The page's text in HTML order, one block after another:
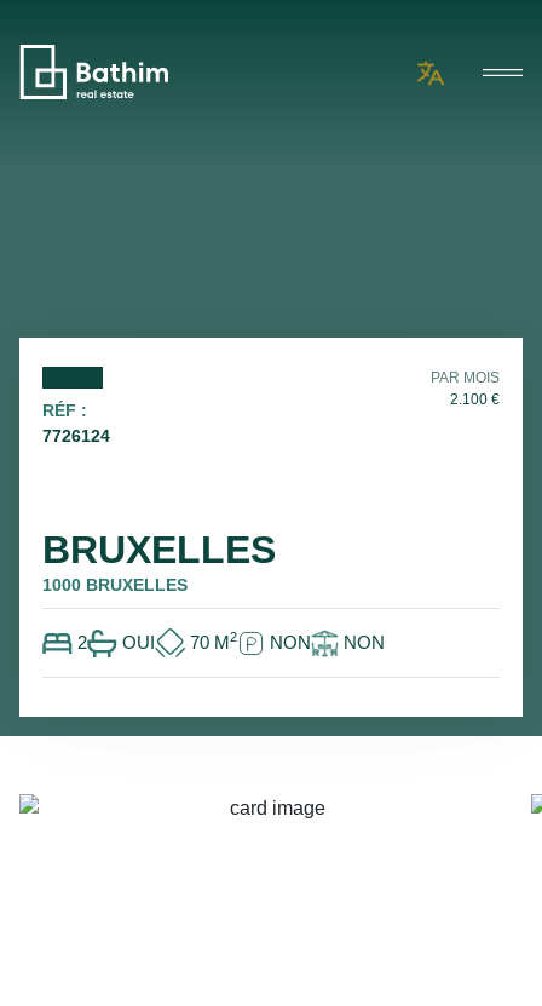
RÉF :
7726124
PAR MOIS
2.100 €
BRUXELLES
1000 BRUXELLES
2 OUI 70 M2 NON NON